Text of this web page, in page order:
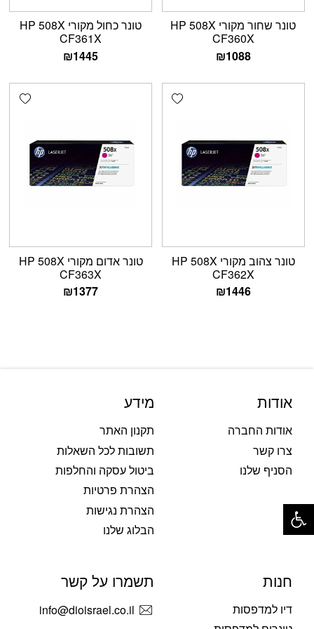
טונר שחור מקורי HP 508X
CF360X
₪1088
טונר כחול מקורי HP 508X
CF361X
₪1445
Add wishlist
טונר צהוב מקורי HP 508X
CF362X
₪1446
טונר אדום מקורי HP 508X
CF363X
₪1377
אודות
אודות החברה
צרו קשר
הסניף שלנו
מידע
תקנון האתר
תשובות לכל השאלות
ביטול עסקה והחלפות
הצהרת פרטיות
הצהרת נגישות
הבלוג שלנו
חנות
דיו למדפסות
תשמרו על קשר
info@dioisrael.co.il
פתח סרגל נגישות